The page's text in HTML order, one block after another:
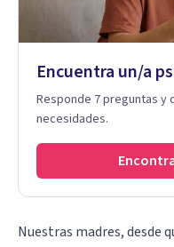
Encuentra un/a
Responde 7 preguntas
necesidades.
Nuestras madres, desde